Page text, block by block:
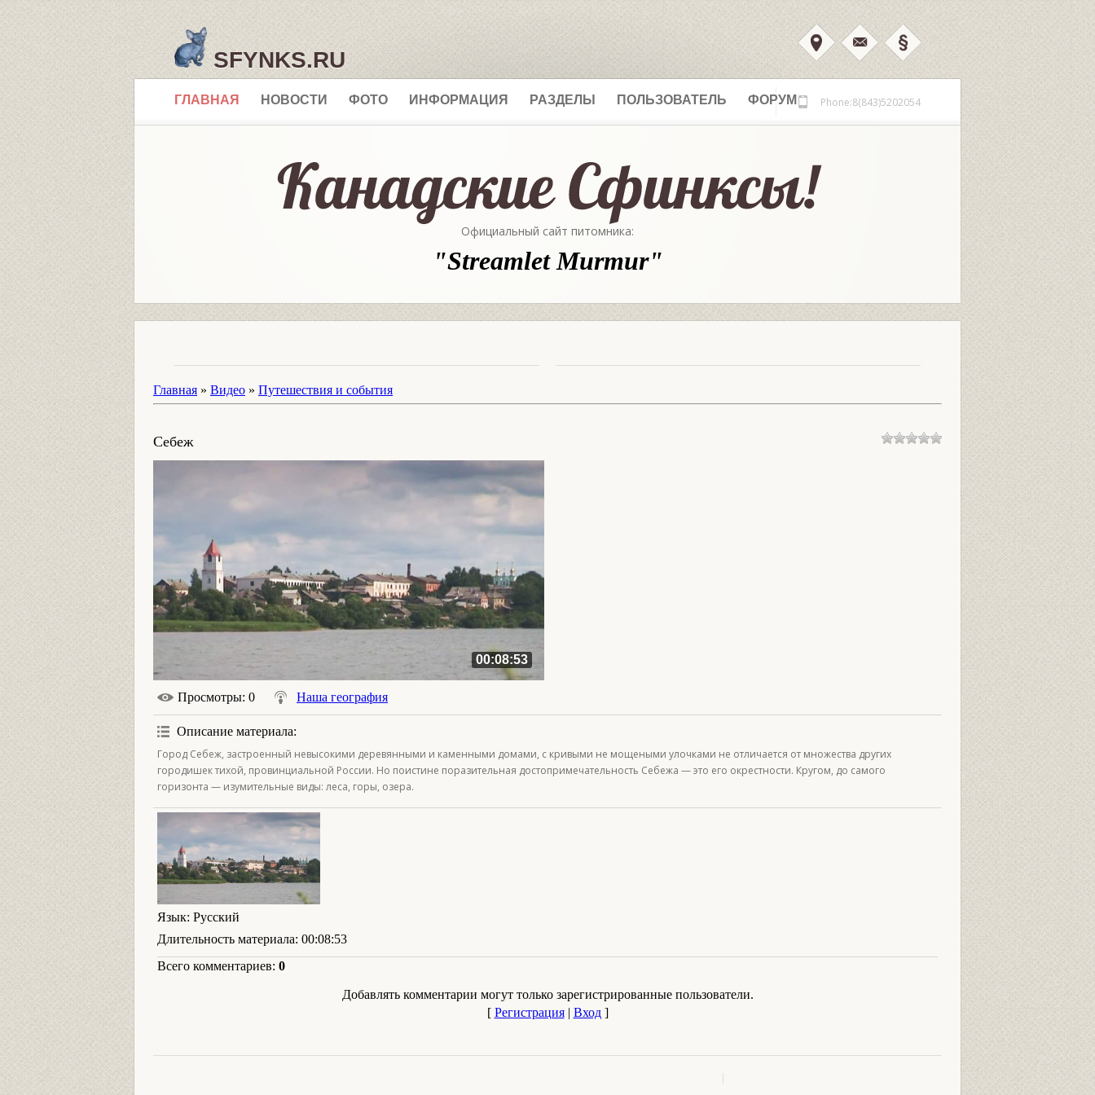
SFYNKS.RU
ГЛАВНАЯ НОВОСТИ ФОТО ИНФОРМАЦИЯ РАЗДЕЛЫ ПОЛЬЗОВАТЕЛЬ ФОРУМ Phone:8(843)5202054
Официальный сайт питомника:
"Streamlet Murmur"
Главная » Видео » Путешествия и события
Себеж
00:08:53
Просмотры: 0 Наша география
Описание материала:
Город Себеж, застроенный невысокими деревянными и каменными домами, с кривыми не мощеными улочками не отличается от множества других
городишек тихой, провинциальной России. Но поистине поразительная достопримечательность Себежа — это его окрестности. Кругом, до самого
горизонта — изумительные виды: леса, горы, озера.
Язык: Русский
Длительность материала: 00:08:53
Всего комментариев: 0
Добавлять комментарии могут только зарегистрированные пользователи.
[ Регистрация| Вход]